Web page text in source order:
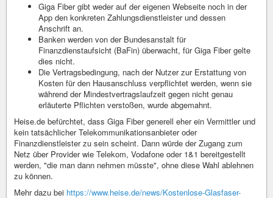
Giga Fiber gibt weder auf der eigenen Webseite noch in der
App den konkreten Zahlungsdienstleister und dessen
Anschrift an.
Banken werden von der Bundesanstalt für
Finanzdienstaufsicht (BaFin) überwacht, für Giga Fiber gelte
dies nicht.
Die Vertragsbedingung, nach der Nutzer zur Erstattung von
Kosten für den Hausanschluss verpflichtet werden, wenn sie
während der Mindestvertragslaufzeit gegen nicht genau
erläuterte Pflichten verstoßen, wurde abgemahnt.
Heise.de befürchtet, dass Giga Fiber generell eher ein Vermittler und
kein tatsächlicher Telekommunikationsanbieter oder
Finanzdienstleister zu sein scheint. Dann würde der Zugang zum
Netz über Provider wie Telekom, Vodafone oder 1&1 bereitgestellt
werden, "die man dann nehmen müsste", ohne diese Wahl ablehnen
zu können.
Mehr dazu bei https://www.heise.de/news/Kostenlose-Glasfaser-